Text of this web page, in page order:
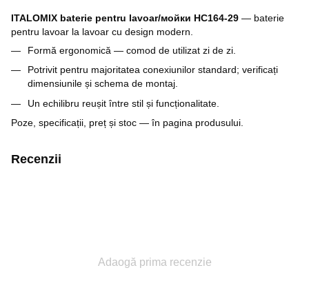
ITALOMIX baterie pentru lavoar/мойки HC164-29 — baterie
pentru lavoar la lavoar cu design modern.
Formă ergonomică — comod de utilizat zi de zi.
Potrivit pentru majoritatea conexiunilor standard; verificați
dimensiunile și schema de montaj.
Un echilibru reușit între stil și funcționalitate.
Poze, specificații, preț și stoc — în pagina produsului.
Recenzii
Adaogă prima recenzie